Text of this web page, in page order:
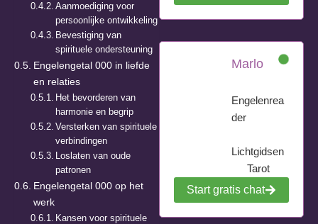
Aanmoediging voor
persoonlijke ontwikkeling
Bevestiging van
spirituele ondersteuning
Engelengetal 000 in liefde
en relaties
Het bevorderen van
harmonie en begrip
Versterken van spirituele
verbindingen
Loslaten van oude
patronen
Engelengetal 000 op het
werk
Kansen voor spirituele
Marlo
Engelenrea
der
Lichtgidsen
Tarot
Start gratis chat